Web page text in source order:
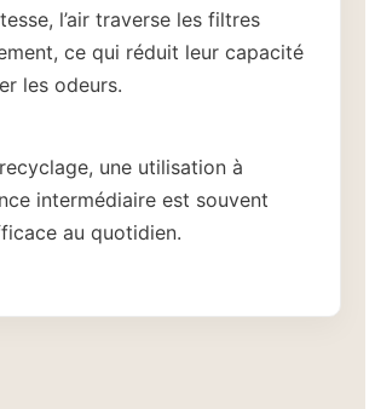
l’air traverse les filtres
ce qui réduit leur capacité
les odeurs.
une utilisation à
intermédiaire est souvent
au quotidien.